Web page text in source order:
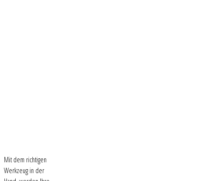
Mit dem richtigen
Werkzeug in der